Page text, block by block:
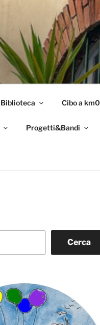
Biblioteca Cibo a km0
Progetti&Bandi
Cerca